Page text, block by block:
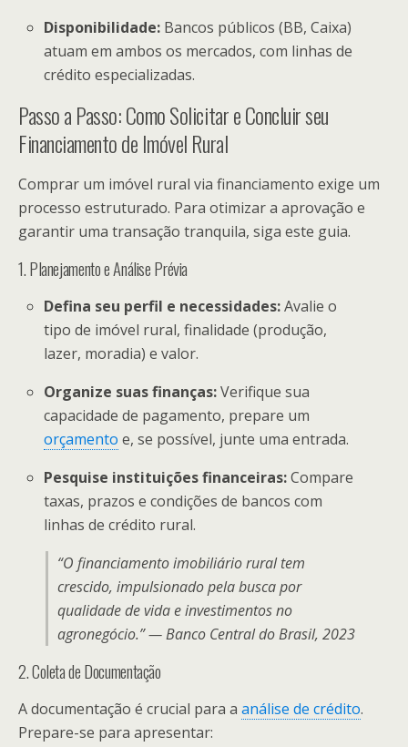
Disponibilidade: Bancos públicos (BB, Caixa)
atuam em ambos os mercados, com linhas de
crédito especializadas.
Passo a Passo: Como Solicitar e Concluir seu
Financiamento de Imóvel Rural
Comprar um imóvel rural via financiamento exige um
processo estruturado. Para otimizar a aprovação e
garantir uma transação tranquila, siga este guia.
1. Planejamento e Análise Prévia
Defina seu perfil e necessidades:Avalie o
tipo de imóvel rural, finalidade (produção,
lazer, moradia) e valor.
Organize suas finanças:Verifique sua
capacidade de pagamento, prepare um
orçamento e, se possível, junte uma entrada.
Pesquise instituições financeiras:Compare
taxas, prazos e condições de bancos com
linhas de crédito rural.
“O financiamento imobiliário rural tem
crescido, impulsionado pela busca por
qualidade de vida e investimentos no
agronegócio.” — Banco Central do Brasil, 2023
2. Coleta de Documentação
A documentação é crucial para a análise de crédito.
Prepare-se para apresentar: